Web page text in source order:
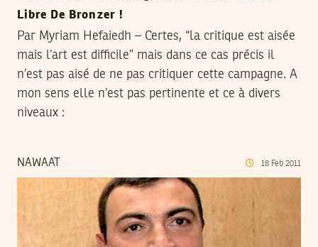
Libre De Bronzer !
Par Myriam Hefaiedh – Certes, “la critique est aisée
mais l’art est difficile” mais dans ce cas précis il
n’est pas aisé de ne pas critiquer cette campagne. A
mon sens elle n’est pas pertinente et ce à divers
niveaux :
NAWAAT 18 Feb 2011